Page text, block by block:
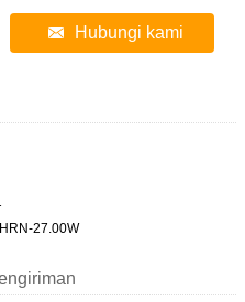
Hubungi kami
27.00W